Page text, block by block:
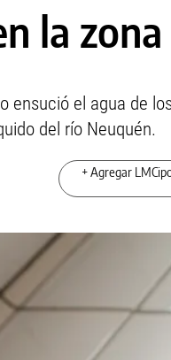
la
ensució el agua de
del río Neuquén.
+ Agregar